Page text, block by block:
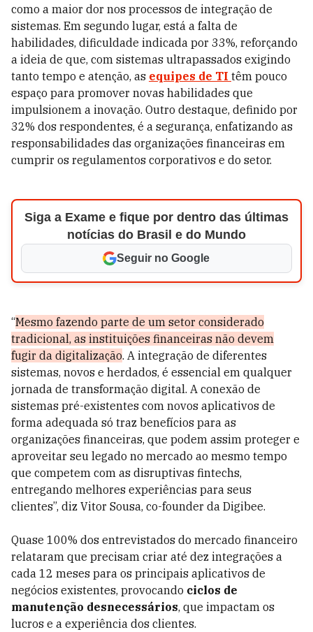
como a maior dor nos processos de integração de
sistemas. Em segundo lugar, está a falta de
habilidades, dificuldade indicada por 33%, reforçando
a ideia de que, com sistemas ultrapassados exigindo
tanto tempo e atenção, as equipes de TI têm pouco
espaço para promover novas habilidades que
impulsionem a inovação. Outro destaque, definido por
32% dos respondentes, é a segurança, enfatizando as
responsabilidades das organizações financeiras em
cumprir os regulamentos corporativos e do setor.
Siga a Exame e fique por dentro das últimas
notícias do Brasil e do Mundo
Seguir no Google
“Mesmo fazendo parte de um setor considerado
tradicional, as instituições financeiras não devem
fugir da digitalização. A integração de diferentes
sistemas, novos e herdados, é essencial em qualquer
jornada de transformação digital. A conexão de
sistemas pré-existentes com novos aplicativos de
forma adequada só traz benefícios para as
organizações financeiras, que podem assim proteger e
aproveitar seu legado no mercado ao mesmo tempo
que competem com as disruptivas fintechs,
entregando melhores experiências para seus
clientes”, diz Vitor Sousa, co-founder da Digibee.
Quase 100% dos entrevistados do mercado financeiro
relataram que precisam criar até dez integrações a
cada 12 meses para os principais aplicativos de
negócios existentes, provocando ciclos de
manutenção desnecessários, que impactam os
lucros e a experiência dos clientes.